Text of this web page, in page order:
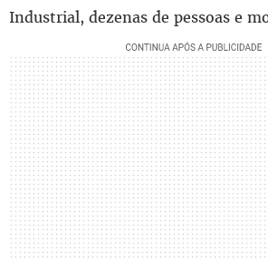
Industrial, dezenas de pessoas e